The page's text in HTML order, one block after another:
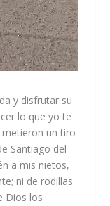
y disfrutar su
lo que yo te
un tiro
Santiago del
a mis nietos,
ni de rodillas
Dios los